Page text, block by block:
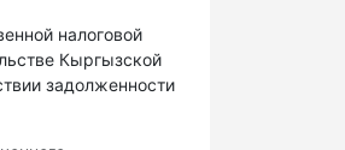
налоговой
Кыргызской
задолженности